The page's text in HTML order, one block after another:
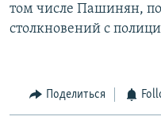
том числе Пашинян,
столкновений с
Поделиться